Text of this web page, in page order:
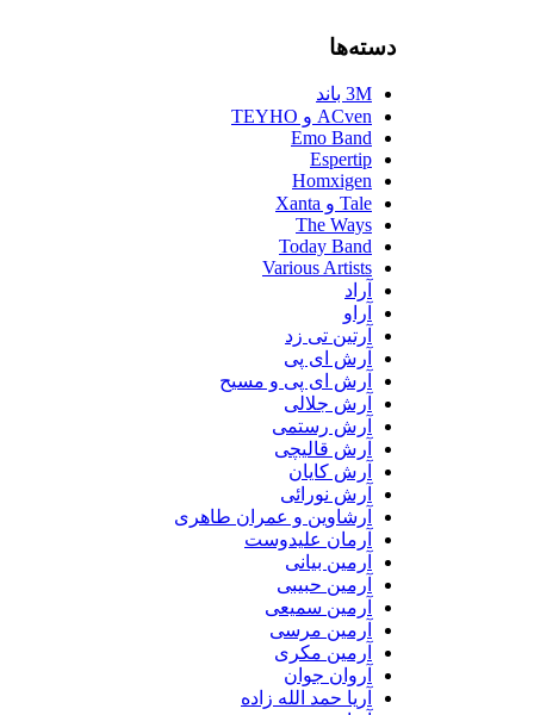
ACven و TEYHO
Emo Band
Espertip
Homxigen
The Ways
Today Band
Various Artists
آرتین تی زد
آرش ای پی
آرش ای پی و مسیح
آرش جلالی
آرش رستمی
آرش قالیچی
آرش کایان
آرش نورائی
آرشاوین و عمران طاهری
آرمان علیدوست
آرمین بیانی
آرمین حبیبی
آرمین سمیعی
آرمین مرسی
آرمین مکری
آروان جوان
آریا حمد الله زاده